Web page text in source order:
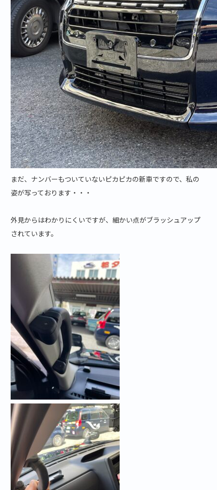
まだ、ナンバーもついていないピカピカの新車ですので、私の
姿が写っております・・・
外見からはわかりにくいですが、細かい点がブラッシュアップ
されています。